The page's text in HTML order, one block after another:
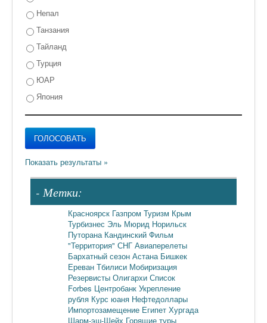
Непал
Танзания
Тайланд
Турция
ЮАР
Япония
- Метки:
Красноярск Газпром Туризм Крым
Турбизнес Эль Мюрид Норильск
Путорана Кандинский Фильм
"Территория" СНГ Авиаперелеты
Бархатный сезон Астана Бишкек
Ереван Тбилиси Мобиризация
Резервисты Олигархи Список
Forbes Центробанк Укрепление
рубля Курс юаня Нефтедоллары
Импортозамещение Египет Хургада
Шарм-эш-Шейх Горящие туры